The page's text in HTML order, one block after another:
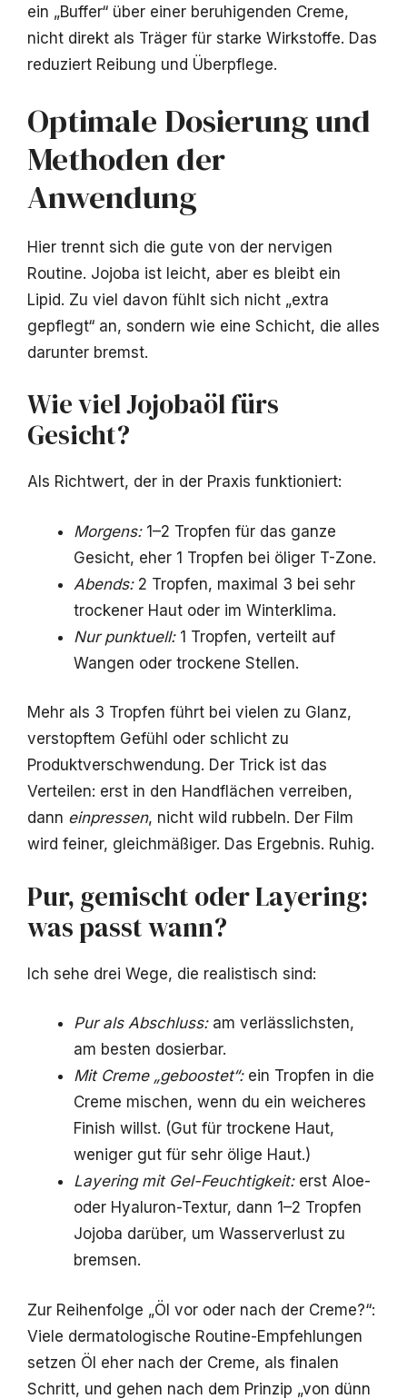
ein „Buffer“ über einer beruhigenden Creme,
nicht direkt als Träger für starke Wirkstoffe. Das
reduziert Reibung und Überpflege.
Optimale Dosierung und
Methoden der
Anwendung
Hier trennt sich die gute von der nervigen
Routine. Jojoba ist leicht, aber es bleibt ein
Lipid. Zu viel davon fühlt sich nicht „extra
gepflegt“ an, sondern wie eine Schicht, die alles
darunter bremst.
Wie viel Jojobaöl fürs
Gesicht?
Als Richtwert, der in der Praxis funktioniert:
Morgens:1–2 Tropfen für das ganze
Gesicht, eher 1 Tropfen bei öliger T-Zone.
Abends:2 Tropfen, maximal 3 bei sehr
trockener Haut oder im Winterklima.
Nur punktuell:1 Tropfen, verteilt auf
Wangen oder trockene Stellen.
Mehr als 3 Tropfen führt bei vielen zu Glanz,
verstopftem Gefühl oder schlicht zu
Produktverschwendung. Der Trick ist das
Verteilen: erst in den Handflächen verreiben,
dann einpressen, nicht wild rubbeln. Der Film
wird feiner, gleichmäßiger. Das Ergebnis. Ruhig.
Pur, gemischt oder Layering:
was passt wann?
Ich sehe drei Wege, die realistisch sind:
Pur als Abschluss:am verlässlichsten,
am besten dosierbar.
Mit Creme „geboostet“:ein Tropfen in die
Creme mischen, wenn du ein weicheres
Finish willst. (Gut für trockene Haut,
weniger gut für sehr ölige Haut.)
Layering mit Gel-Feuchtigkeit:erst Aloe-
oder Hyaluron-Textur, dann 1–2 Tropfen
Jojoba darüber, um Wasserverlust zu
bremsen.
Zur Reihenfolge „Öl vor oder nach der Creme?“:
Viele dermatologische Routine-Empfehlungen
setzen Öl eher nach der Creme, als finalen
Schritt, und gehen nach dem Prinzip „von dünn